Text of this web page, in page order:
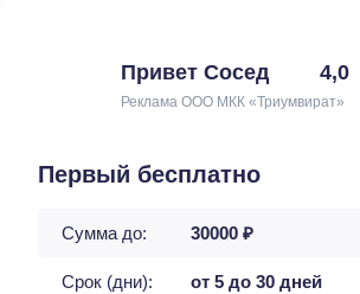
Привет Сосед 4,0
Реклама ООО МКК «Триумвират»
Первый бесплатно
Сумма до: 30000 ₽
Срок (дни): от 5 до 30 дней